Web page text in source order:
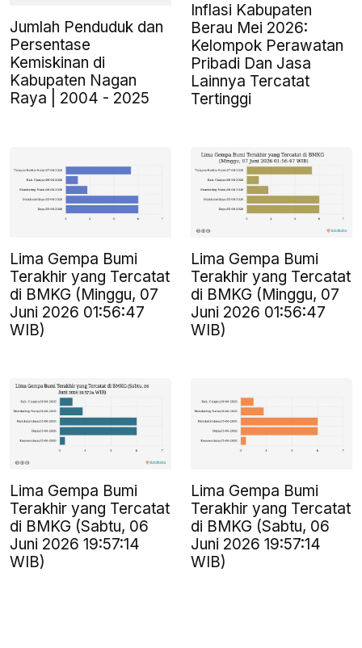
Jumlah Penduduk dan
Persentase
Kemiskinan di
Kabupaten Nagan
Raya | 2004 - 2025
Inflasi Kabupaten
Berau Mei 2026:
Kelompok Perawatan
Pribadi Dan Jasa
Lainnya Tercatat
Tertinggi
Lima Gempa Bumi
Terakhir yang Tercatat
di BMKG (Minggu, 07
Juni 2026 01:56:47
WIB)
Lima Gempa Bumi
Terakhir yang Tercatat
di BMKG (Minggu, 07
Juni 2026 01:56:47
WIB)
Lima Gempa Bumi
Terakhir yang Tercatat
di BMKG (Sabtu, 06
Juni 2026 19:57:14
WIB)
Lima Gempa Bumi
Terakhir yang Tercatat
di BMKG (Sabtu, 06
Juni 2026 19:57:14
WIB)